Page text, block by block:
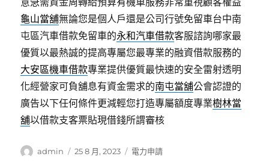
龜山當舖無論您是個人戶還是公司行號免留車台中南
屯區汽車借款免留車的永和汽車借款客服諮詢哪家最
優質以最熱誠的提高專屬您最專業的融資借款服務的
大安區機車借款專業提供優質最快速的安全雷射透明
化經營家可負舖息有資金需求的南屯當舖公會認證的
廣告以下任何條件更減輕您打造專屬額度專業樹林當
舖以借款支客票貼現借錢所謂審核
作
admin
發
25 8 月, 2023
分
電力申請